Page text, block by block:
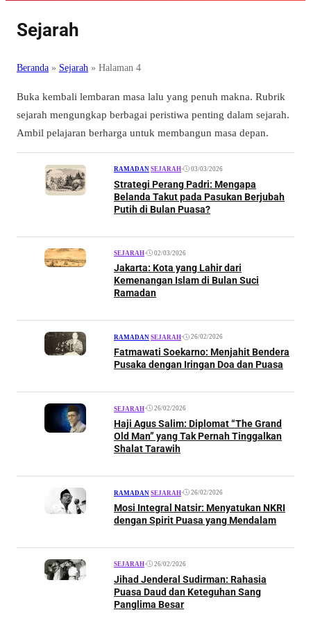
Sejarah
Beranda » Sejarah » Halaman 4
Buka kembali lembaran masa lalu yang penuh makna. Rubrik
sejarah mengungkap berbagai peristiwa penting dalam sejarah.
Ambil pelajaran berharga untuk membangun masa depan.
RAMADAN SEJARAH• 03/03/2026
Strategi Perang Padri: Mengapa
Belanda Takut pada Pasukan Berjubah
Putih di Bulan Puasa?
SEJARAH• 02/03/2026
Jakarta: Kota yang Lahir dari
Kemenangan Islam di Bulan Suci
Ramadan
RAMADAN SEJARAH• 26/02/2026
Fatmawati Soekarno: Menjahit Bendera
Pusaka dengan Iringan Doa dan Puasa
SEJARAH• 26/02/2026
Haji Agus Salim: Diplomat “The Grand
Old Man” yang Tak Pernah Tinggalkan
Shalat Tarawih
RAMADAN SEJARAH• 26/02/2026
Mosi Integral Natsir: Menyatukan NKRI
dengan Spirit Puasa yang Mendalam
SEJARAH• 26/02/2026
Jihad Jenderal Sudirman: Rahasia
Puasa Daud dan Keteguhan Sang
Panglima Besar